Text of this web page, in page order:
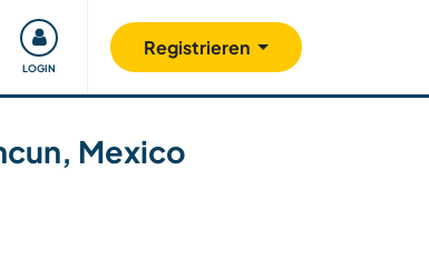
LOGIN
Registrieren
Gutes tun
Mexico